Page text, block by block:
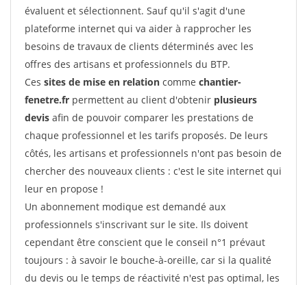
évaluent et sélectionnent. Sauf qu'il s'agit d'une
plateforme internet qui va aider à rapprocher les
besoins de travaux de clients déterminés avec les
offres des artisans et professionnels du BTP.
Ces sites de mise en relation comme chantier-
fenetre.fr permettent au client d'obtenir plusieurs
devis afin de pouvoir comparer les prestations de
chaque professionnel et les tarifs proposés. De leurs
côtés, les artisans et professionnels n'ont pas besoin de
chercher des nouveaux clients : c'est le site internet qui
leur en propose !
Un abonnement modique est demandé aux
professionnels s'inscrivant sur le site. Ils doivent
cependant être conscient que le conseil n°1 prévaut
toujours : à savoir le bouche-à-oreille, car si la qualité
du devis ou le temps de réactivité n'est pas optimal, les